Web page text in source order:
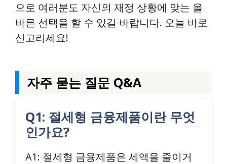
으로 여러분도 자신의 재정 상황에 맞는 올
바른 선택을 할 수 있길 바랍니다. 오늘 바로
신고리세요!
자주 묻는 질문 Q&A
Q1: 절세형 금융제품이란 무엇
인가요?
A1: 절세형 금융제품은 세액을 줄이거